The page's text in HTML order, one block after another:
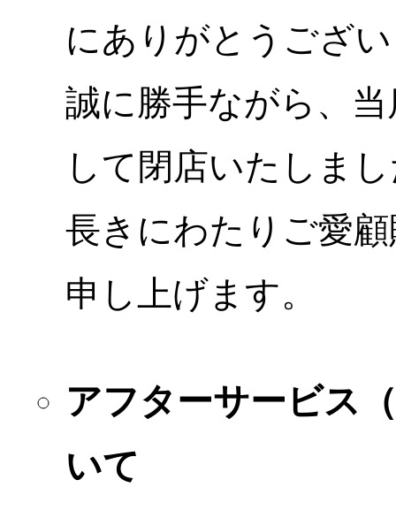
にありがとうござ
誠に勝手ながら、
して閉店いたしま
長きにわたりご愛
申し上げます。
アフターサービス
いて